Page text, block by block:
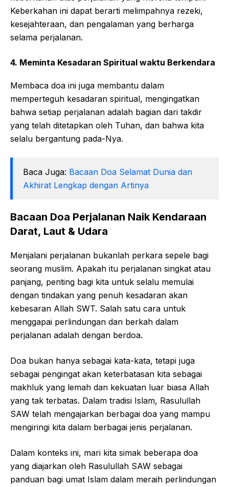
Keberkahan ini dapat berarti melimpahnya rezeki,
kesejahteraan, dan pengalaman yang berharga
selama perjalanan.
4. Meminta Kesadaran Spiritual waktu Berkendara
Membaca doa ini juga membantu dalam
memperteguh kesadaran spiritual, mengingatkan
bahwa setiap perjalanan adalah bagian dari takdir
yang telah ditetapkan oleh Tuhan, dan bahwa kita
selalu bergantung pada-Nya.
Baca Juga: Bacaan Doa Selamat Dunia dan
Akhirat Lengkap dengan Artinya
Bacaan Doa Perjalanan Naik Kendaraan
Darat, Laut & Udara
Menjalani perjalanan bukanlah perkara sepele bagi
seorang muslim. Apakah itu perjalanan singkat atau
panjang, penting bagi kita untuk selalu memulai
dengan tindakan yang penuh kesadaran akan
kebesaran Allah SWT. Salah satu cara untuk
menggapai perlindungan dan berkah dalam
perjalanan adalah dengan berdoa.
Doa bukan hanya sebagai kata-kata, tetapi juga
sebagai pengingat akan keterbatasan kita sebagai
makhluk yang lemah dan kekuatan luar biasa Allah
yang tak terbatas. Dalam tradisi Islam, Rasulullah
SAW telah mengajarkan berbagai doa yang mampu
mengiringi kita dalam berbagai jenis perjalanan.
Dalam konteks ini, mari kita simak beberapa doa
yang diajarkan oleh Rasulullah SAW sebagai
panduan bagi umat Islam dalam meraih perlindungan